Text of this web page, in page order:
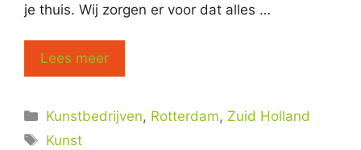
je thuis. Wij zorgen er voor dat alles …
Lees meer
Categorieën
Kunstbedrijven, Rotterdam, Zuid Holland
Tags
Kunst